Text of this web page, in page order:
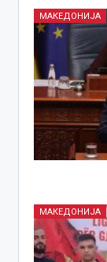
МАКЕДОНИЈА
МАКЕДОНИЈА